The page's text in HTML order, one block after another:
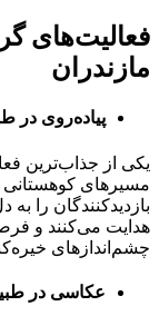
فعالیت‌های
مازندران
پیاده‌روی در
یکی از جذاب‌ترین
مسیرهای
بازدیدکنندگان را
هدایت می‌کنند و
چشم‌اندازهای
عکاسی در